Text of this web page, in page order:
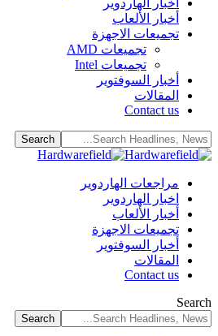
اخبار الهاردوير
أخبار الألعاب
تجميعات الاجهزة
تجميعات AMD
تجميعات Intel
أخبار السوفتوير
المقالات
Contact us
مراجعات الهاردوير
اخبار الهاردوير
أخبار الألعاب
تجميعات الاجهزة
أخبار السوفتوير
المقالات
Contact us
Search